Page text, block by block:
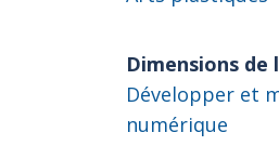
Dimensions de
Développer et
numérique